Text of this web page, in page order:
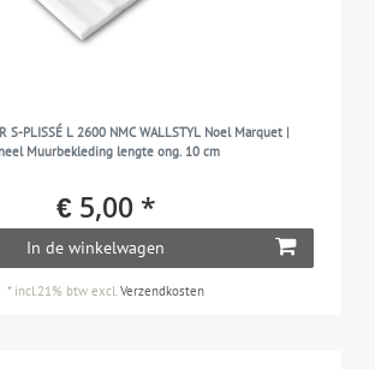
S-PLISSÉ L 2600 NMC WALLSTYL Noel Marquet |
Muurbekleding lengte ong. 10 cm
€ 5,00 *
In de winkelwagen
* incl.21% btw excl.Verzendkosten